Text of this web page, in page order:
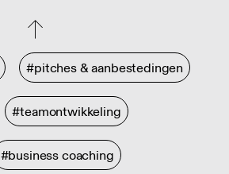
#pitches & aanbestedingen
#teamontwikkeling
#business coaching